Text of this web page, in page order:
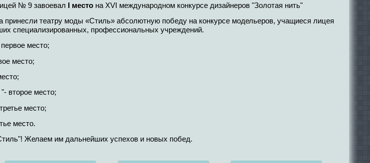
№ 9 завоевал I место на XVI международном конкурсе дизайнеров "Золотая нить"
принесли театру моды «Стиль» абсолютную победу на конкурсе модельеров, учащиеся лицея
специализированных, профессиональных учреждений.
место;
место;
второе место;
место;
место.
Желаем им дальнейших успехов и новых побед.